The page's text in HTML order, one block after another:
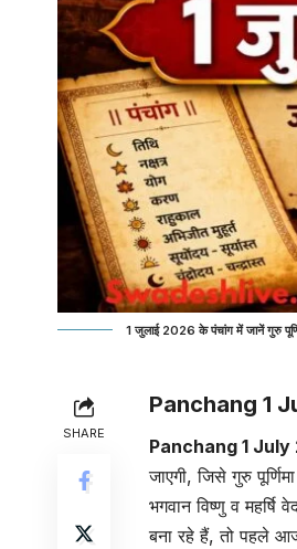
1 जुलाई 2026 के पंचांग में जानें गुरु
SHARE
Panchang 1
Panchang 1 July
जाएगी, जिसे गुरु
भगवान विष्णु व
बना रहे हैं, तो पहले